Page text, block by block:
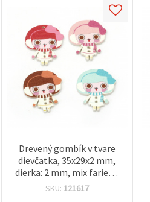
Drevený gombík v tvare
dievčatka, 35x29x2 mm,
dierka: 2 mm, mix farieb -
10 ks
SKU: 121617